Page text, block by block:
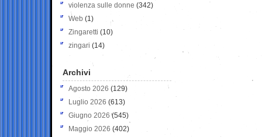
violenza sulle donne (342)
Web (1)
Zingaretti (10)
zingari (14)
Archivi
Agosto 2026 (129)
Luglio 2026 (613)
Giugno 2026 (545)
Maggio 2026 (402)